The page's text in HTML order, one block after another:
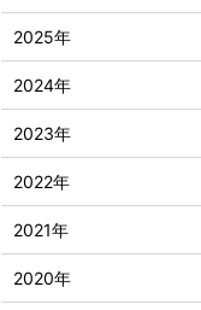
2025年
2024年
2023年
2022年
2021年
2020年